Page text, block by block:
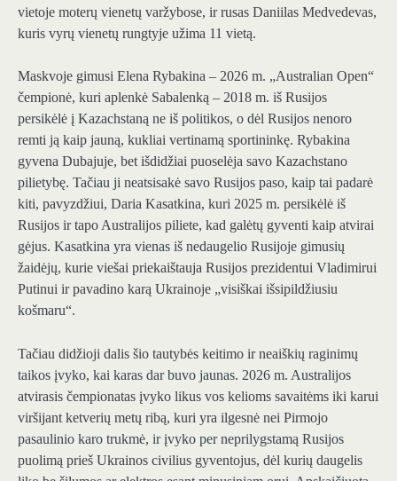
vietoje moterų vienetų varžybose, ir rusas Daniilas Medvedevas,
kuris vyrų vienetų rungtyje užima 11 vietą.
Maskvoje gimusi Elena Rybakina – 2026 m. „Australian Open“
čempionė, kuri aplenkė Sabalenką – 2018 m. iš Rusijos
persikėlė į Kazachstaną ne iš politikos, o dėl Rusijos nenoro
remti ją kaip jauną, kukliai vertinamą sportininkę. Rybakina
gyvena Dubajuje, bet išdidžiai puoselėja savo Kazachstano
pilietybę. Tačiau ji neatsisakė savo Rusijos paso, kaip tai padarė
kiti, pavyzdžiui, Daria Kasatkina, kuri 2025 m. persikėlė iš
Rusijos ir tapo Australijos piliete, kad galėtų gyventi kaip atvirai
gėjus. Kasatkina yra vienas iš nedaugelio Rusijoje gimusių
žaidėjų, kurie viešai priekaištauja Rusijos prezidentui Vladimirui
Putinui ir pavadino karą Ukrainoje „visiškai išsipildžiusiu
košmaru“.
Tačiau didžioji dalis šio tautybės keitimo ir neaiškių raginimų
taikos įvyko, kai karas dar buvo jaunas. 2026 m. Australijos
atvirasis čempionatas įvyko likus vos kelioms savaitėms iki karui
viršijant ketverių metų ribą, kuri yra ilgesnė nei Pirmojo
pasaulinio karo trukmė, ir įvyko per neprilygstamą Rusijos
puolimą prieš Ukrainos civilius gyventojus, dėl kurių daugelis